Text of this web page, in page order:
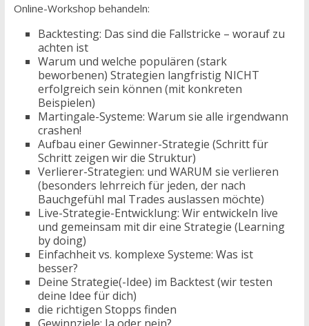
Online-Workshop behandeln:
Backtesting: Das sind die Fallstricke – worauf zu
achten ist
Warum und welche populären (stark
beworbenen) Strategien langfristig NICHT
erfolgreich sein können (mit konkreten
Beispielen)
Martingale-Systeme: Warum sie alle irgendwann
crashen!
Aufbau einer Gewinner-Strategie (Schritt für
Schritt zeigen wir die Struktur)
Verlierer-Strategien: und WARUM sie verlieren
(besonders lehrreich für jeden, der nach
Bauchgefühl mal Trades auslassen möchte)
Live-Strategie-Entwicklung: Wir entwickeln live
und gemeinsam mit dir eine Strategie (Learning
by doing)
Einfachheit vs. komplexe Systeme: Was ist
besser?
Deine Strategie(-Idee) im Backtest (wir testen
deine Idee für dich)
die richtigen Stopps finden